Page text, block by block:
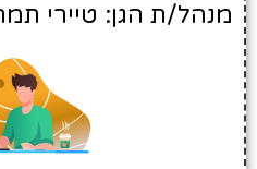
מנהל/ת הגן: טיירי תמר